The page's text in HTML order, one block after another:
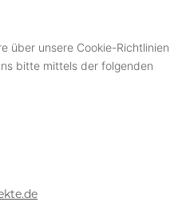
über unsere Cookie-Richtlinien
bitte mittels der folgenden